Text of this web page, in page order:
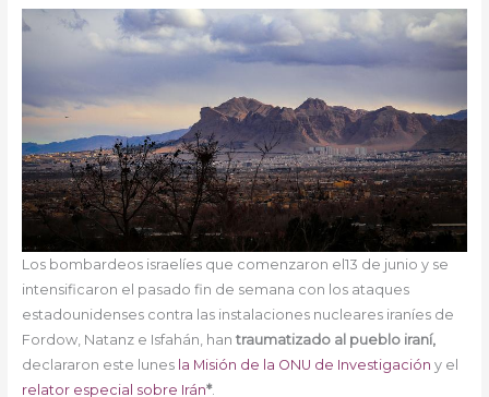
Los bombardeos israelíes que comenzaron el13 de junio y se
intensificaron el pasado fin de semana con los ataques
estadounidenses contra las instalaciones nucleares iraníes de
Fordow, Natanz e Isfahán, han traumatizado al pueblo iraní,
declararon este lunes la Misión de la ONU de Investigación y el
relator especial sobre Irán*.